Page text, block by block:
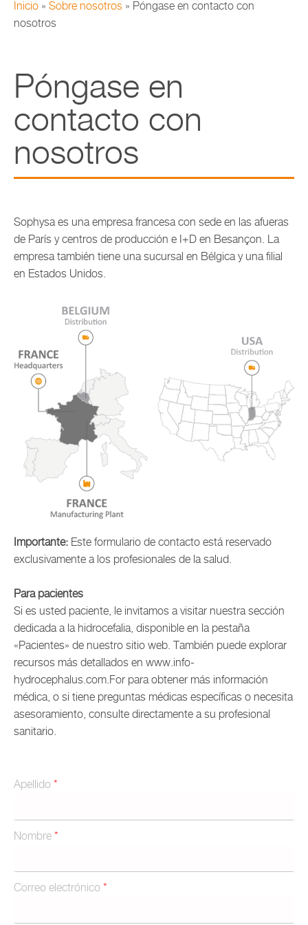
Inicio » Sobre nosotros » Póngase en contacto con
nosotros
Póngase en
contacto con
nosotros
Sophysa es una empresa francesa con sede en las afueras
de París y centros de producción e I+D en Besançon. La
empresa también tiene una sucursal en Bélgica y una filial
en Estados Unidos.
Importante: Este formulario de contacto está reservado
exclusivamente a los profesionales de la salud.
Para pacientes
Si es usted paciente, le invitamos a visitar nuestra sección
dedicada a la hidrocefalia, disponible en la pestaña
«Pacientes» de nuestro sitio web. También puede explorar
recursos más detallados en www.info-
hydrocephalus.com.For para obtener más información
médica, o si tiene preguntas médicas específicas o necesita
asesoramiento, consulte directamente a su profesional
sanitario.
Apellido
Nombre
Correo electrónico